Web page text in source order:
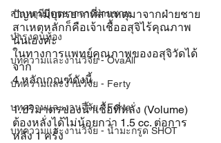
สาเหตุมีบุตรยากจากฝ่ายชาย
บำรุงคนท้อง
บทความและงานวิจัย - OvaAll
บทความและงานวิจัย - Ferty
บทความและงานวิจัย - Ferta
บทความและงานวิจัย - น้ำมะกรูด SHOT
ปัญหามีบุตรยากที่สาเหตุมาจากฝ่ายชาย
สาเหตุหลักก็คือเจ้าเชื้ออสุจิไร้คุณภาพ
นั่นเองค่ะ
ในทางการแพทย์คุณภาพของอสุจิวัดได้
จาก
4 หลักเกณฑ์ดังนี้
1.ปริมาตรของน้ำเชื้อที่หลั่ง (Volume)
ต้องหลั่งได้ไม่น้อยกว่า 1.5 cc. ต่อการ
หลั่ง 1 ครั้ง